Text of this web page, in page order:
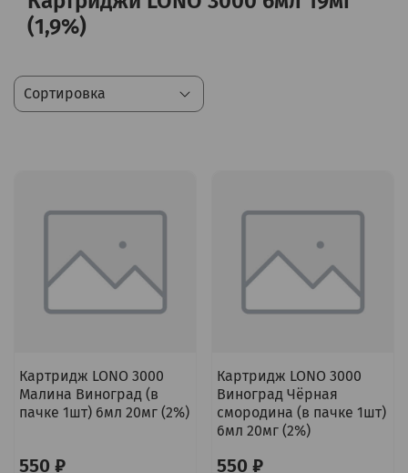
(1,9%)
Картридж LONO 3000
Малина Виноград (в
пачке 1шт) 6мл 20мг (2%)
550 ₽
Картридж LONO 3000
Виноград Чёрная
смородина (в пачке 1шт)
6мл 20мг (2%)
550 ₽